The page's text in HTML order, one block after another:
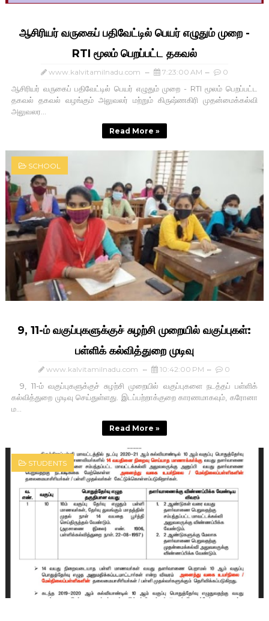
ஆசிரியர் வருகைப் பதிவேட்டில் பெயர் எழுதும் முறை -
RTI மூலம் பெறப்பட்ட தகவல்
www.kalvitamilnadu.com 7:23:00 AM 0
ஆசிரியர் வருகைப் பதிவேட்டில் பெயர் எழுதும் முறை - RTI மூலம் பெறப்பட்ட
தகவல் தகவல் வழங்கும் அலுவலர் மற்றும் கிருஷ்ணகிரி முதன்மைக்கல்வி
அலுவலர...
Read More »
SCHOOL
9, 11-ம் வகுப்புகளுக்குச் சுழற்சி முறையில் வகுப்புகள்:
பள்ளிக் கல்வித்துறை முடிவு
www.kalvitamilnadu.com 10:42:00 PM 0
9, 11-ம் வகுப்புகளுக்குச் சுழற்சி முறையில் வகுப்புகளை நடத்தப் பள்ளிக்
கல்வித்துறை முடிவு செய்துள்ளது. இடப்பற்றாக்குறை காரணமாகவும், கரோனா
ம...
Read More »
STUDENTS